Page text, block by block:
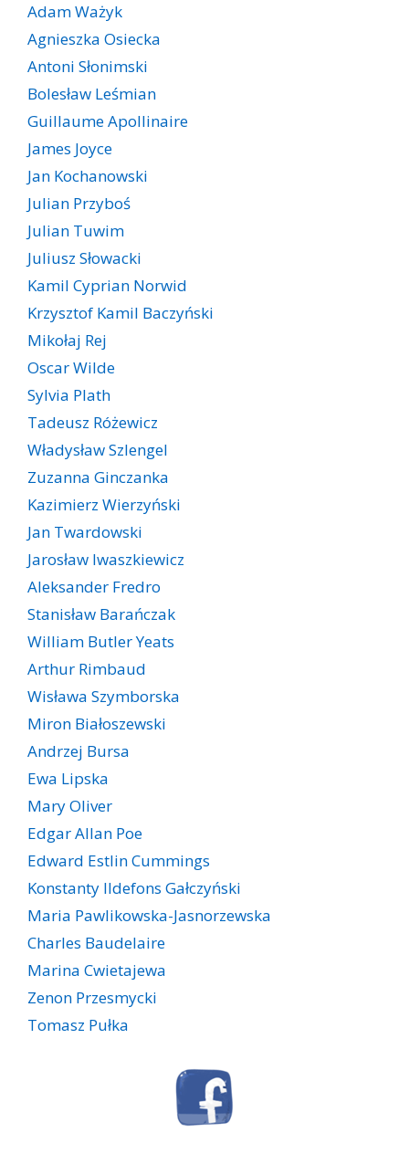
Adam Ważyk
Agnieszka Osiecka
Antoni Słonimski
Bolesław Leśmian
Guillaume Apollinaire
James Joyce
Jan Kochanowski
Julian Przyboś
Julian Tuwim
Juliusz Słowacki
Kamil Cyprian Norwid
Krzysztof Kamil Baczyński
Mikołaj Rej
Oscar Wilde
Sylvia Plath
Tadeusz Różewicz
Władysław Szlengel
Zuzanna Ginczanka
Kazimierz Wierzyński
Jan Twardowski
Jarosław Iwaszkiewicz
Aleksander Fredro
Stanisław Barańczak
William Butler Yeats
Arthur Rimbaud
Wisława Szymborska
Miron Białoszewski
Andrzej Bursa
Ewa Lipska
Mary Oliver
Edgar Allan Poe
Edward Estlin Cummings
Konstanty Ildefons Gałczyński
Maria Pawlikowska-Jasnorzewska
Charles Baudelaire
Marina Cwietajewa
Zenon Przesmycki
Tomasz Pułka